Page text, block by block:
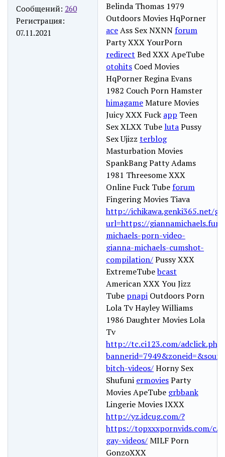
Сообщений: 260
Регистрация:
07.11.2021
Belinda Thomas 1979
Outdoors Movies HqPorner
aceAss Sex NXNNforum
Party XXX YourPorn
redirect Bed XXX ApeTube
otohits Coed Movies
HqPorner Regina Evans
1982 Couch Porn Hamster
himagameMature Movies
Juicy XXX Fuck app Teen
Sex XLXX TubelutaPussy
Sex Ujizz terblog
Masturbation Movies
SpankBang Patty Adams
1981 Threesome XXX
Online Fuck Tubeforum
Fingering Movies Tiava
http://ichikawa.genki365.net/
url=https://
michaels-porn-video-
gianna-michaels-cumshot-
compilation/Pussy XXX
ExtremeTubebcast
American XXX You Jizz
Tube pnapi Outdoors Porn
Lola Tv Hayley Williams
1986 Daughter Movies Lola
Tv
http://tc.ci123.com/
bitch-videos/Horny Sex
Shufuni ermoviesParty
Movies ApeTube grbbank
Lingerie Movies IXXX
http://yz.idcug.com/?
https://topxxxpornvids.com/c/
gay-videos/MILF Porn
GonzoXXX